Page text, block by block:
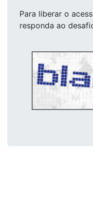
Para liberar o
responda ao